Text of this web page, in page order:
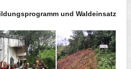
und Waldeinsatz